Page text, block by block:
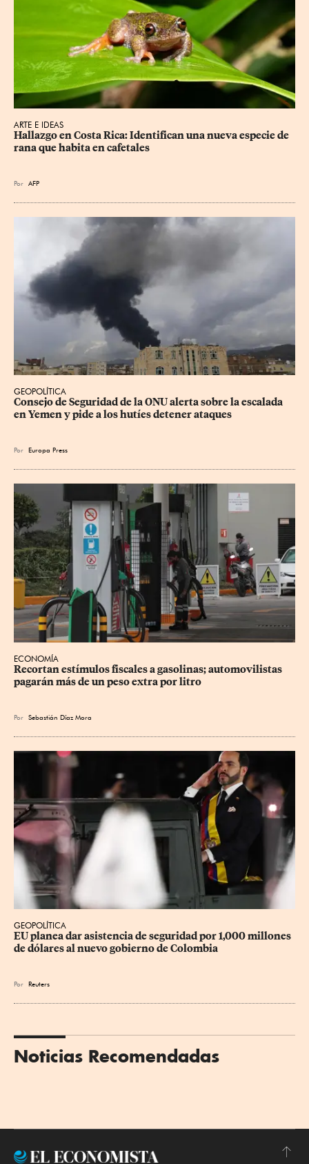
ARTE E IDEAS
Hallazgo en Costa Rica: Identifican una nueva especie de
rana que habita en cafetales
Por AFP
GEOPOLÍTICA
Consejo de Seguridad de la ONU alerta sobre la escalada
en Yemen y pide a los hutíes detener ataques
Por Europa Press
ECONOMÍA
Recortan estímulos fiscales a gasolinas; automovilistas
pagarán más de un peso extra por litro
Por Sebastián Díaz Mora
GEOPOLÍTICA
EU planea dar asistencia de seguridad por 1,000 millones
de dólares al nuevo gobierno de Colombia
Por Reuters
Noticias Recomendadas